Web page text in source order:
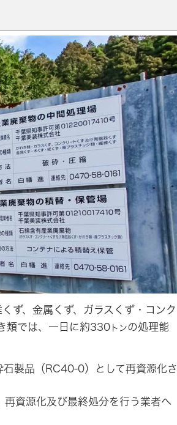
ず、金属くず、ガラスくず・コンク
類では、一日に約330 トンの処理能
製品（RC40-0）として再資源化さ
資源化及び最終処分を行う業者へ